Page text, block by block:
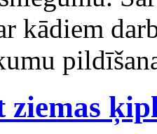
kādiem
ziemas